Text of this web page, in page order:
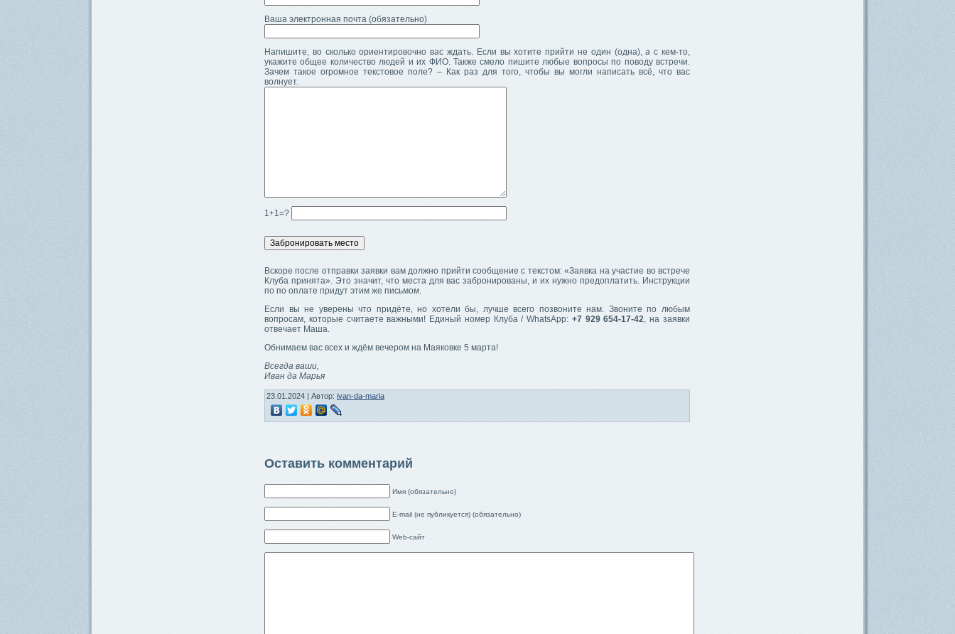
Ваша электронная почта (обязательно)
Напишите, во сколько ориентировочно вас ждать. Если вы хотите прийти не один (одна), а с кем-то,
укажите общее количество людей и их ФИО. Также смело пишите любые вопросы по поводу встречи.
Зачем такое огромное текстовое поле? – Как раз для того, чтобы вы могли написать всё, что вас
волнует.
1+1=?
Вскоре после отправки заявки вам должно прийти сообщение с текстом: «Заявка на участие во встрече
Клуба принята». Это значит, что места для вас забронированы, и их нужно предоплатить. Инструкции
по по оплате придут этим же письмом.
Если вы не уверены что придёте, но хотели бы, лучше всего позвоните нам. Звоните по любым
вопросам, которые считаете важными! Единый номер Клуба / WhatsApp: +7 929 654-17-42, на заявки
отвечает Маша.
Обнимаем вас всех и ждём вечером на Маяковке 5 марта!
Всегда ваши,
Иван да Марья
23.01.2024 | Автор: ivan-da-maria
Оставить комментарий
Имя (обязательно)
E-mail (не публикуется) (обязательно)
Web-сайт